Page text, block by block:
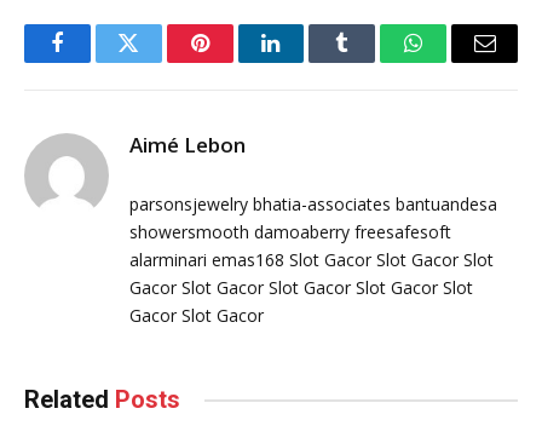
FacebookTwitter PinterestLinkedInTumblr WhatsAppEmail
Aimé Lebon
parsonsjewelry bhatia-associates bantuandesa
showersmooth damoaberry freesafesoft
alarminari emas168 Slot Gacor Slot Gacor Slot
Gacor Slot Gacor Slot Gacor Slot Gacor Slot
Gacor Slot Gacor
Related Posts